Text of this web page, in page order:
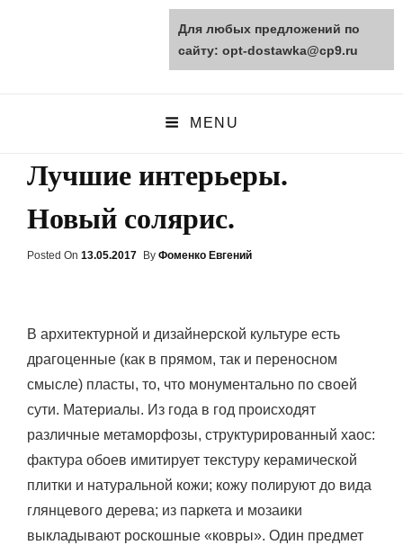
opt-dostawka.ru
MENU
Лучшие интерьеры.
Новый солярис.
Posted On Posted
13.05.2017 By Фоменко Евгений
В архитектурной и дизайнерской культуре есть
драгоценные (как в прямом, так и переносном
смысле) пласты, то, что монументально по своей
сути. Материалы. Из года в год происходят
различные метаморфозы, структурированный хаос:
фактура обоев имитирует текстуру керамической
плитки и натуральной кожи; кожу полируют до вида
глянцевого дерева; из паркета и мозаики
выкладывают роскошные «ковры». Один предмет
Для любых предложений по
сайту: opt-dostawka@cp9.ru